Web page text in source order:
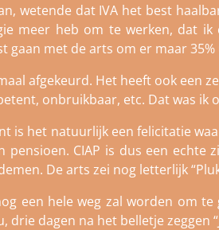
wetende dat IVA het best
meer heb om te werken, dat
gaan met de arts om er maar
afgekeurd. Het heeft ook een
onbruikbaar, etc. Dat was ik
is het natuurlijk een felicitatie
pensioen. CIAP is dus een
De arts zei nog letterlijk
een hele weg zal worden om
drie dagen na het belletje zeggen